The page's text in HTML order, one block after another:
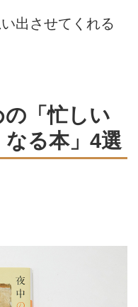
出させてくれる
「忙しい
る本」4選